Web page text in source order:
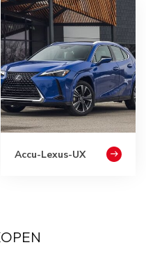
Accu-Lexus-UX